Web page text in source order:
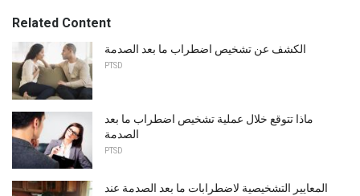
Related Content
الكشف عن تشخيص اضطراب ما بعد الصدمة
PTSD
ماذا تتوقع خلال عملية تشخيص اضطراب ما بعد
الصدمة
PTSD
المعايير التشخيصية لاضطرابات ما بعد الصدمة عند